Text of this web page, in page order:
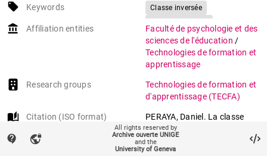
local_offer Keywords
Classe inversée
account_balance Affiliation entities
Faculté de psychologie et des
sciences de l'éducation /
Technologies de formation et
apprentissage
Research groups
Technologies de formation et
d'apprentissage (TECFA)
auto_stories Citation (ISO format)
PERAYA, Daniel. La classe
inversée peut-elle changer
l’école ? In:
Mensuel de l’école
contact_support vpn_lock
All rights reserved by
Archive ouverte UNIGE
and the
University of Geneva